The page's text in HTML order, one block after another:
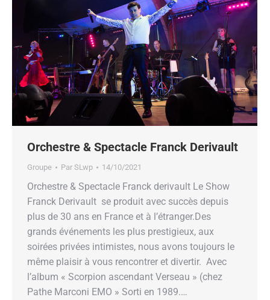
Orchestre & Spectacle Franck Derivault
Groupe Par SLwp 14/10/2021
Orchestre & Spectacle Franck derivault Le Show
Franck Derivault se produit avec succès depuis
plus de 30 ans en France et à l’étranger.Des
grands événements les plus prestigieux, aux
soirées privées intimistes, nous avons toujours le
même plaisir à vous rencontrer et divertir. Avec
l’album « Scorpion ascendant Verseau » (chez
Pathe Marconi EMO » Sorti en 1989.…